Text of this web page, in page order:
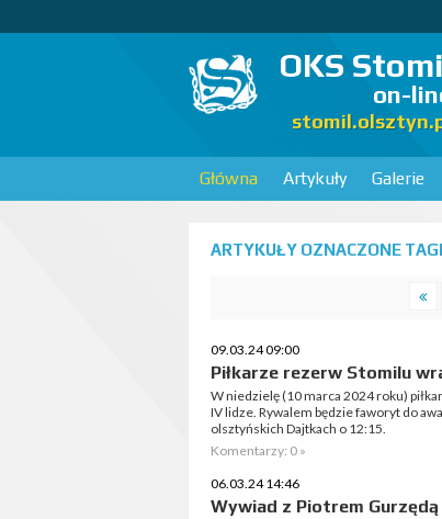
OKS
on-
Główna Artykuły Galerie
ARTYKUŁY OZNACZONE
09.03.24 09:00
Piłkarze rezerw Stomilu
W niedzielę (10 marca 2024 roku)
IV lidze. Rywalem będzie faworyt do
olsztyńskich Dajtkach o 12:15.
Komentarzy: 0 »
06.03.24 14:46
Wywiad z Piotrem